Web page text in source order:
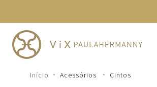
Acessórios Cintos
cheeky
2º
vestido